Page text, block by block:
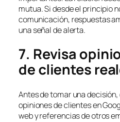
mutua. Si desde el principio
comunicación, respuestas
una señal de alerta.
7. Revisa
de clientes
Antes de tomar una
opiniones de clientes en
web y referencias de otros